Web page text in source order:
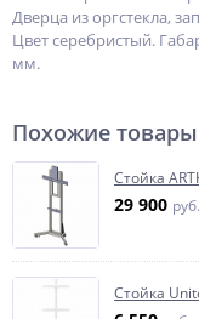
Дверца из оргстекла,
Цвет серебристый.
мм.
Похожие товары
Стойка
29 900 руб.
Стойка